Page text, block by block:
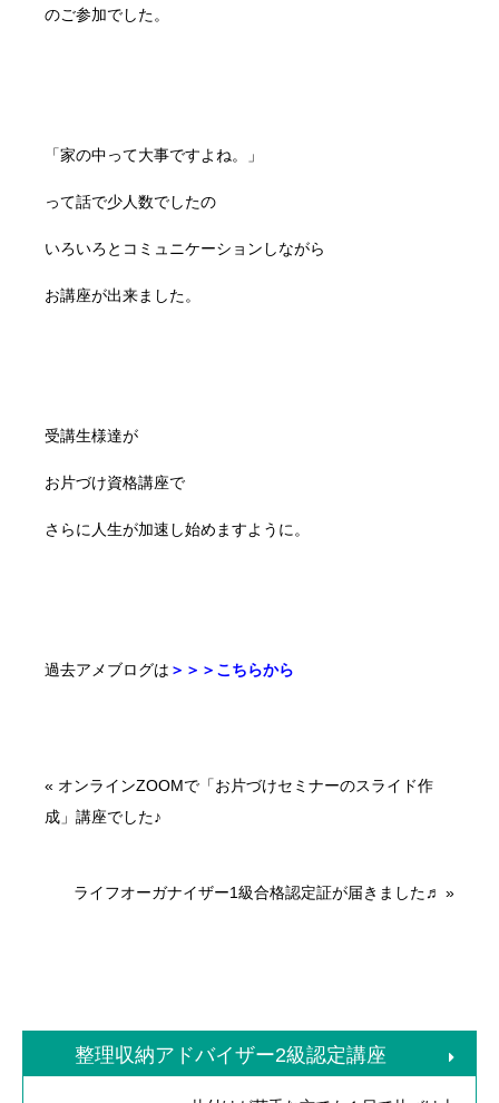
のご参加でした。
「家の中って大事ですよね。」
って話で少人数でしたの
いろいろとコミュニケーションしながら
お講座が出来ました。
受講生様達が
お片づけ資格講座で
さらに人生が加速し始めますように。
過去アメブログは ＞＞＞こちらから
« オンラインZOOMで「お片づけセミナーのスライド作
成」講座でした♪
ライフオーガナイザー1級合格認定証が届きました♬ »
整理収納アドバイザー2級認定講座